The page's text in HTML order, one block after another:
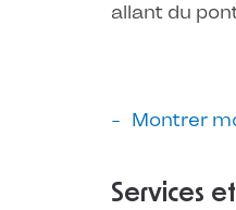
allant du
Montrer
Services